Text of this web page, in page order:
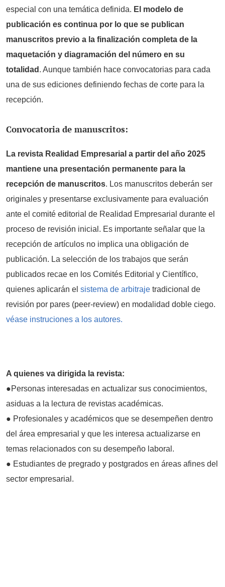
especial con una temática definida. El modelo de
publicación es continua por lo que se publican
manuscritos previo a la finalización completa de la
maquetación y diagramación del número en su
totalidad . Aunque también hace convocatorias para cada
una de sus ediciones definiendo fechas de corte para la
recepción.
Convocatoria de manuscritos:
La revista Realidad Empresarial a partir del año 2025
mantiene una presentación permanente para la
recepción de manuscritos. Los manuscritos deberán ser
originales y presentarse exclusivamente para evaluación
ante el comité editorial de Realidad Empresarial durante el
proceso de revisión inicial. Es importante señalar que la
recepción de artículos no implica una obligación de
publicación. La selección de los trabajos que serán
publicados recae en los Comités Editorial y Científico,
quienes aplicarán el sistema de arbitraje tradicional de
revisión por pares (peer-review) en modalidad doble ciego.
véase instruciones a los autores.
A quienes va dirigida la revista:
●Personas interesadas en actualizar sus conocimientos,
asiduas a la lectura de revistas académicas.
● Profesionales y académicos que se desempeñen dentro
del área empresarial y que les interesa actualizarse en
temas relacionados con su desempeño laboral.
● Estudiantes de pregrado y postgrados en áreas afines del
sector empresarial.